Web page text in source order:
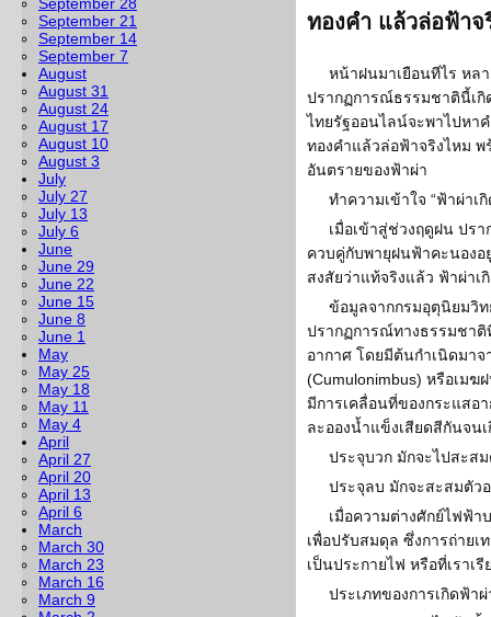
September 21
September 14
September 7
August
August 31
August 24
August 17
August 10
August 3
July
July 27
July 13
July 6
June
June 29
June 22
June 15
June 8
June 1
May
May 25
May 18
May 11
May 4
April
April 27
April 20
April 13
April 6
March
March 30
March 23
March 16
March 9
ทองคำ แล้วล่อฟ้าจ
หน้าฝนมาเยือนทีไร หลา
ปรากฏการณ์ธรรมชาตินี้เกิ
ไทยรัฐออนไลน์จะพาไปหา
ทองคำแล้วล่อฟ้าจริงไหม
อันตรายของฟ้าผ่า
ทำความเข้าใจ “ฟ้าผ่าเกิ
เมื่อเข้าสู่ช่วงฤดูฝน ปร
ควบคู่กับพายุฝนฟ้าคะนองอ
สงสัยว่าแท้จริงแล้ว ฟ้าผ่าเ
ข้อมูลจากกรมอุตุนิยมวิท
ปรากฏการณ์ทางธรรมชาติ
อากาศ โดยมีต้นกำเนิดมาจ
(Cumulonimbus) หรือเม
มีการเคลื่อนที่ของกระแสอ
ละอองน้ำแข็งเสียดสีกันจน
ประจุบวก มักจะไปสะส
ประจุลบ มักจะสะสมตัว
เมื่อความต่างศักย์ไฟฟ้า
เพื่อปรับสมดุล ซึ่งการถ่ายเ
เป็นประกายไฟ หรือที่เราเ
ประเภทของการเกิดฟ้าผ่